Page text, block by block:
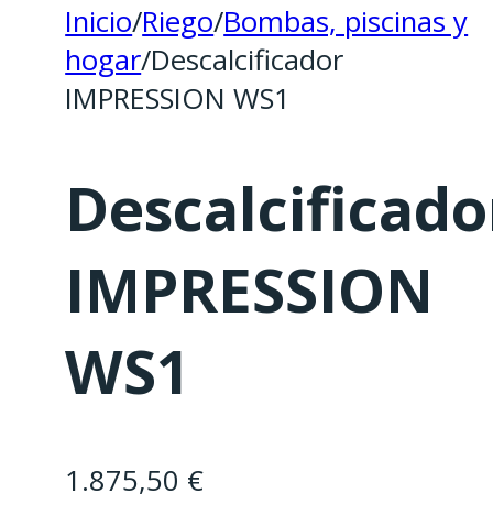
Inicio/Riego/Bombas, piscinas y
hogar/Descalcificador
IMPRESSION WS1
IMPRESSION
WS1
1.875,50 €